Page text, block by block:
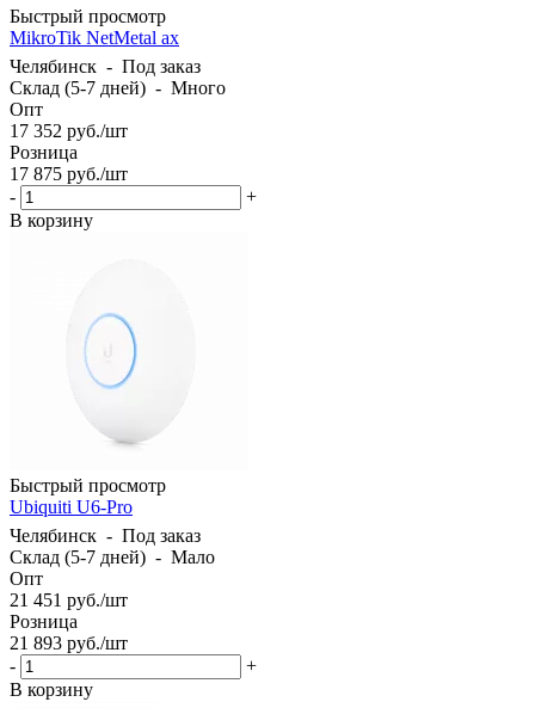
Быстрый просмотр
MikroTik NetMetal ax
Челябинск - Под заказ
Склад (5-7 дней) - Много
Опт
17 352 руб./шт
Розница
17 875 руб./шт
-
+
В корзину
Быстрый просмотр
Ubiquiti U6-Pro
Челябинск - Под заказ
Склад (5-7 дней) - Мало
Опт
21 451 руб./шт
Розница
21 893 руб./шт
-
+
В корзину